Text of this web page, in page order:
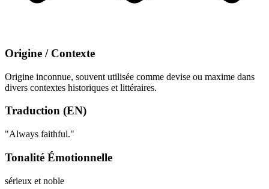
Origine / Contexte
Origine inconnue, souvent utilisée comme devise ou maxime dans
divers contextes historiques et littéraires.
Traduction (EN)
"Always faithful."
Tonalité Émotionnelle
sérieux et noble